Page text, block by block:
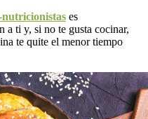
nutricionistas es
a ti y, si no te gusta cocinar,
te quite el menor tiempo